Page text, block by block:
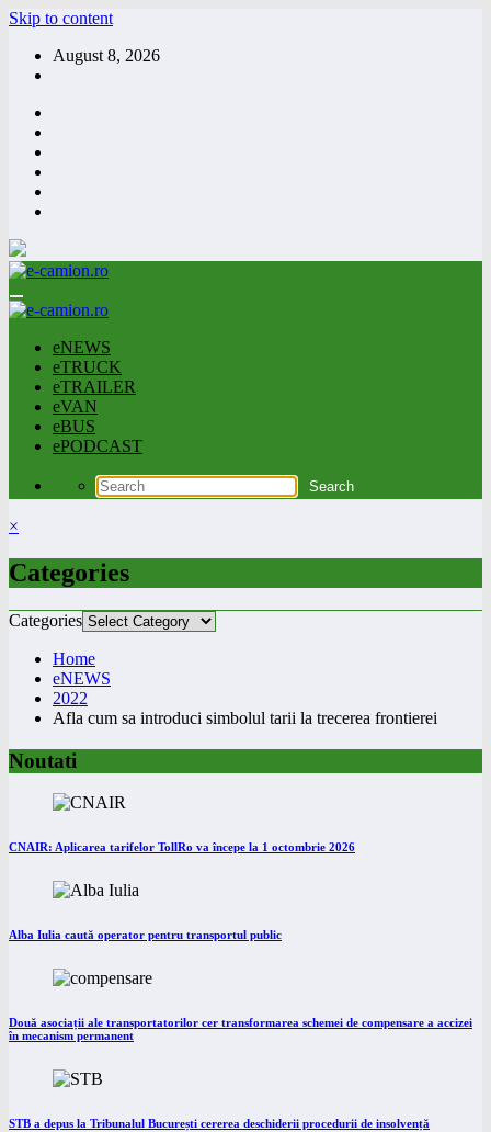
Skip to content
August 8, 2026
eNEWS
eTRUCK
eTRAILER
eVAN
eBUS
ePODCAST
×
Categories
Categories
Home
eNEWS
2022
Afla cum sa introduci simbolul tarii la trecerea frontierei
Noutati
CNAIR: Aplicarea tarifelor TollRo va începe la 1 octombrie 2026
Alba Iulia caută operator pentru transportul public
Două asociații ale transportatorilor cer transformarea schemei de compensare a accizei
în mecanism permanent
STB a depus la Tribunalul București cererea deschiderii procedurii de insolvență